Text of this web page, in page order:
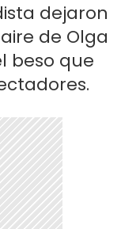
dejaron
de Olga
beso que